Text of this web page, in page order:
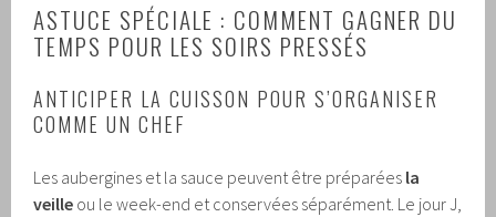
ASTUCE SPÉCIALE : COMMENT GAGNER DU
TEMPS POUR LES SOIRS PRESSÉS
ANTICIPER LA CUISSON POUR S’ORGANISER
COMME UN CHEF
Les aubergines et la sauce peuvent être préparées la
veille ou le week-end et conservées séparément. Le jour J,